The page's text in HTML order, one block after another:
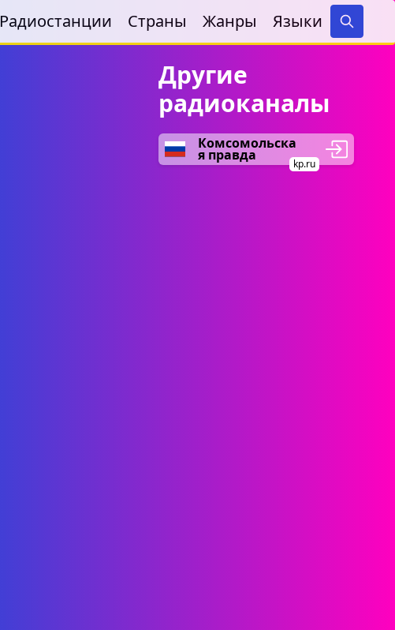
Радиостанции Страны Жанры Языки
Search
Другие
радиоканалы
Комсомольска
я правда
kp.ru